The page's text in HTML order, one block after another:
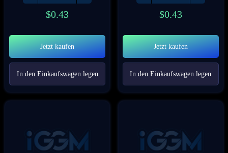
$0.43
Jetzt kaufen
In den Einkaufswagen legen
$0.43
Jetzt kaufen
In den Einkaufswagen legen